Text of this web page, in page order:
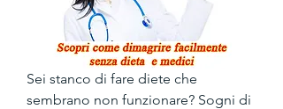
Sei stanco di fare diete che
sembrano non funzionare? Sogni di